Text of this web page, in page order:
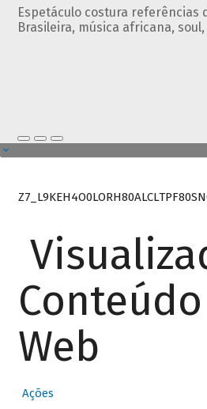
Espetáculo costura referências
Brasileira, música africana,
Web
Ações